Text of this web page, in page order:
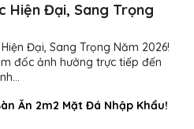
Hiện Đại, Sang Trọng
Đại, Sang Trọng Năm 2026!
đốc ảnh hưởng trực tiếp đến
Ăn 2m2 Mặt Đá Nhập Khẩu!